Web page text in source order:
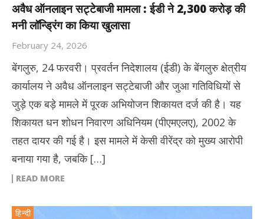
अवैध ऑनलाइन सट्टेबाजी मामला : ईडी ने 2,300 करोड़ की
मनी लॉन्ड्रिंग का किया खुलासा
February 24, 2026
बेंगलुरु, 24 फरवरी। प्रवर्तन निदेशालय (ईडी) के बेंगलुरु क्षेत्रीय
कार्यालय ने अवैध ऑनलाइन सट्टेबाजी और जुआ गतिविधियों से
जुड़े एक बड़े मामले में पूरक अभियोजन शिकायत दर्ज की है। यह
शिकायत धन शोधन निवारण अधिनियम (पीएमएलए), 2002 के
तहत दायर की गई है। इस मामले में केसी वीरेंद्र को मुख्य आरोपी
बनाया गया है, जबकि […]
READ MORE
हिन्दी